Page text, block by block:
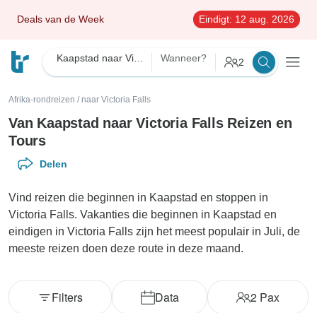
Deals van de Week Eindigt: 12 aug. 2026
Wanneer? 2
Afrika-rondreizen / naar Victoria Falls
Van Kaapstad naar Victoria Falls Reizen en
Tours
Delen
Vind reizen die beginnen in Kaapstad en stoppen in
Victoria Falls. Vakanties die beginnen in Kaapstad en
eindigen in Victoria Falls zijn het meest populair in Juli, de
meeste reizen doen deze route in deze maand.
Data 2 Pax
Filters